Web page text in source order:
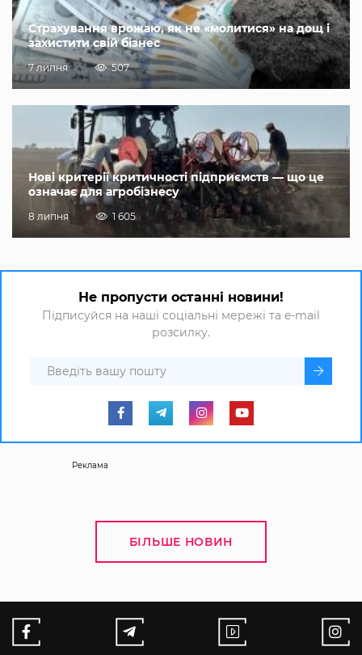
Страхування врожаю, як не «молитися» на дощ і
захистити свій бізнес
7 липня 507
Нові критерії критичності підприємств — що це
означає для агробізнесу
8 липня 1 605
Не пропусти останні новини!
Підписуйся на наші соціальні мережі та e-mail
розсилку.
Реклама
БІЛЬШЕ НОВИН